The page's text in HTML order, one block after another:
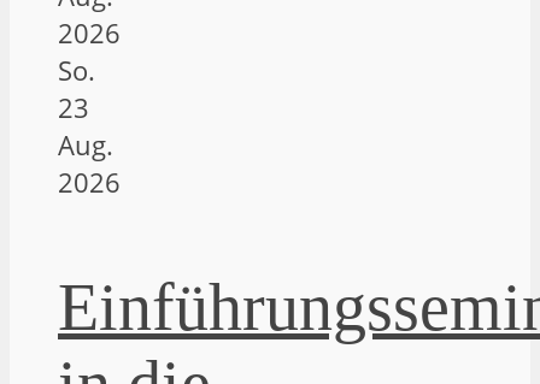
2026
So.
23
Aug.
2026